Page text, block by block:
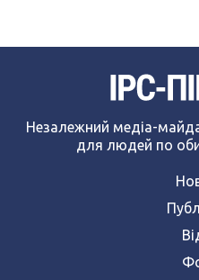
Незалежний медіа-
для людей по